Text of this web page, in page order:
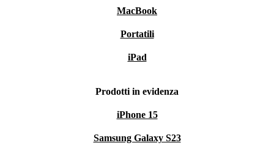
MacBook
Portatili
iPad
Prodotti in evidenza
iPhone 15
Samsung Galaxy S23